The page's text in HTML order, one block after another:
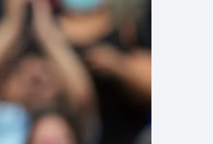
Triatlon
Veslování
Vodní slalom
Volejbal
Ostatní